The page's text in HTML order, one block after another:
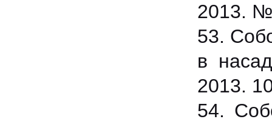
2013.
53.
в
2013.
54.